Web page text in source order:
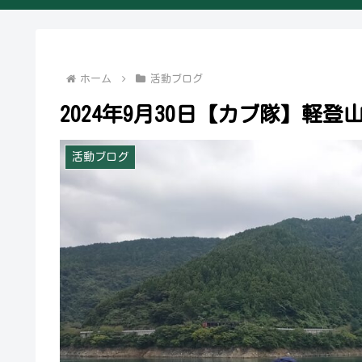
ホーム 活動ブログ
2024年9月30日【カブ隊】軽登
活動ブログ